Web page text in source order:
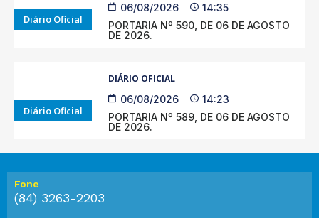
Diário Oficial
06/08/2026
14:35
PORTARIA Nº 590, DE 06 DE AGOSTO
DE 2026.
Diário Oficial
DIÁRIO OFICIAL
06/08/2026
14:23
PORTARIA Nº 589, DE 06 DE AGOSTO
DE 2026.
Fone
(84) 3263-2203